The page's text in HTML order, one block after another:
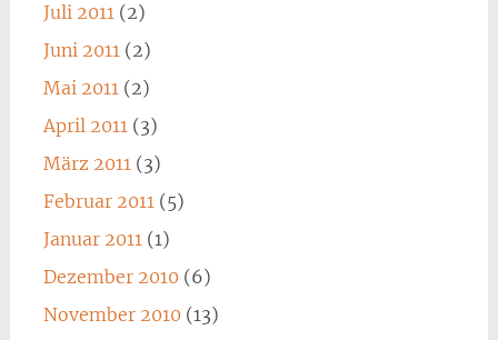
Juli 2011(2)
Juni 2011(2)
Mai 2011(2)
April 2011(3)
März 2011(3)
Februar 2011(5)
Januar 2011(1)
Dezember 2010 (6)
November 2010 (13)